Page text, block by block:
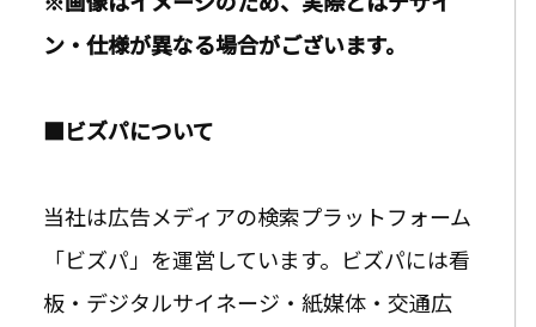
ン・仕様が異なる場合がございます。
■ビズパについて
当社は広告メディアの検索プラットフォーム
「ビズパ」を運営しています。ビズパには看
板・デジタルサイネージ・紙媒体・交通広